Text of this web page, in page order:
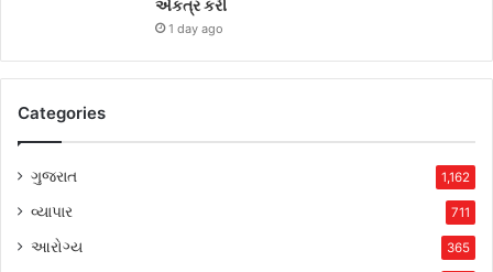
એકત્ર કરી
1 day ago
Categories
ગુજરાત 1,162
વ્યાપાર 711
આરોગ્ય 365